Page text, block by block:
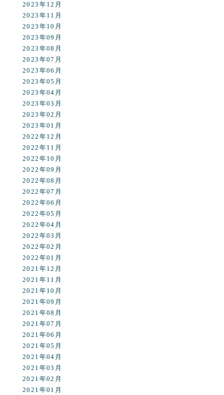
2023年12月
2023年11月
2023年10月
2023年09月
2023年08月
2023年07月
2023年06月
2023年05月
2023年04月
2023年03月
2023年02月
2023年01月
2022年12月
2022年11月
2022年10月
2022年09月
2022年08月
2022年07月
2022年06月
2022年05月
2022年04月
2022年03月
2022年02月
2022年01月
2021年12月
2021年11月
2021年10月
2021年09月
2021年08月
2021年07月
2021年06月
2021年05月
2021年04月
2021年03月
2021年02月
2021年01月